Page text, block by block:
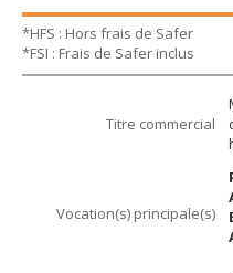
*HFS : Hors frais de Safer
*FSI : Frais de Safer inclus
Titre commercial
Vocation(s) principale(s)